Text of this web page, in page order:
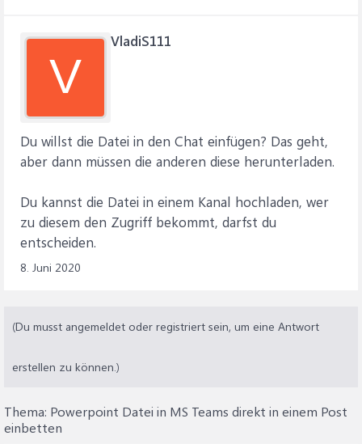
V
VladiS111
Du willst die Datei in den Chat einfügen? Das geht,
aber dann müssen die anderen diese herunterladen.
Du kannst die Datei in einem Kanal hochladen, wer
zu diesem den Zugriff bekommt, darfst du
entscheiden.
8. Juni 2020
(Du musst angemeldet oder registriert sein, um eine Antwort
erstellen zu können.)
Thema: Powerpoint Datei in MS Teams direkt in einem Post
einbetten